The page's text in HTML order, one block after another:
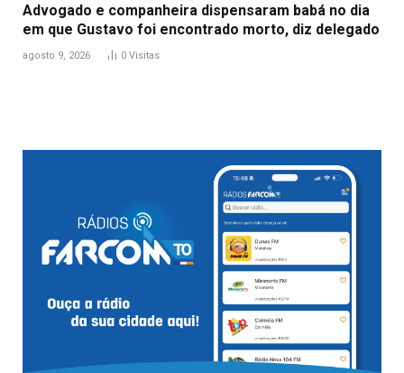
Advogado e companheira dispensaram babá no dia
em que Gustavo foi encontrado morto, diz delegado
agosto 9, 2026 0 Visitas